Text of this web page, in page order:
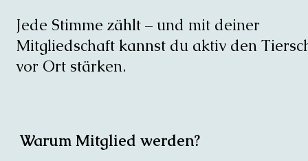
Jede Stimme zählt – und mit deiner
Mitgliedschaft kannst du aktiv den
vor Ort stärken.
Warum Mitglied werden?